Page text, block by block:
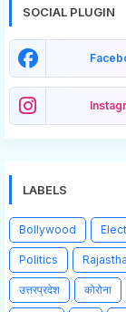
SOCIAL PLUGIN
LABELS
Bollywood
Politics
उत्तरप्रदेश कोरोना